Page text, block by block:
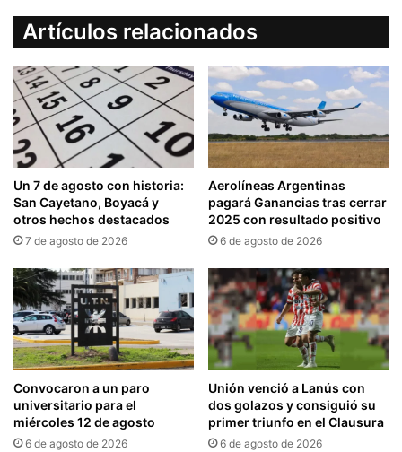
Artículos relacionados
Un 7 de agosto con historia:
San Cayetano, Boyacá y
otros hechos destacados
7 de agosto de 2026
Aerolíneas Argentinas
pagará Ganancias tras cerrar
2025 con resultado positivo
6 de agosto de 2026
Convocaron a un paro
universitario para el
miércoles 12 de agosto
6 de agosto de 2026
Unión venció a Lanús con
dos golazos y consiguió su
primer triunfo en el Clausura
6 de agosto de 2026